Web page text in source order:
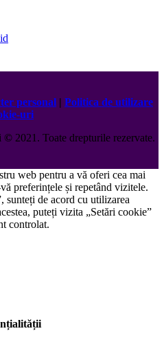
personal | Politica de utilizare
uri
©️2021. Toate drepturile rezervate.
web pentru a vă oferi cea mai
preferințele și repetând vizitele.
sunteți de acord cu utilizarea
puteți vizita „Setări cookie”
controlat.